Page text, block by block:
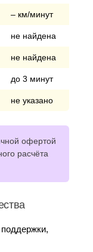
– км/минут
не найдена
не найдена
до 3 минут
не указано
офертой
расчёта